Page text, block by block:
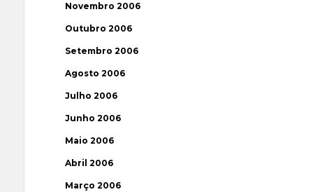
Novembro 2006
Outubro 2006
Setembro 2006
Agosto 2006
Julho 2006
Junho 2006
Maio 2006
Abril 2006
Março 2006